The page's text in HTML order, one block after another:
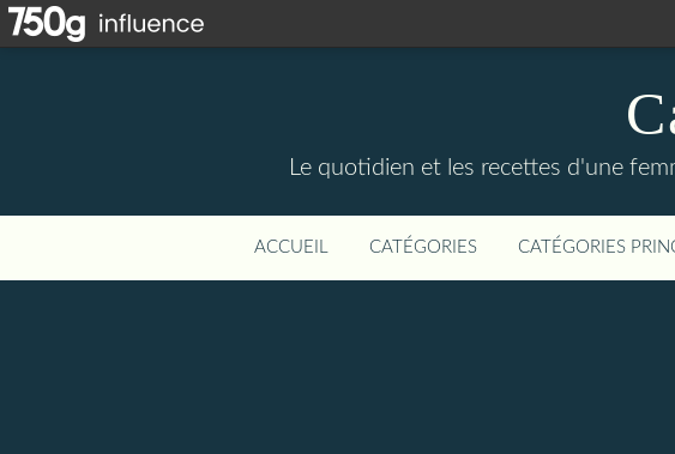
Le quotidien et les recettes d'une
ACCUEIL CATÉGORIES CATÉGORIES